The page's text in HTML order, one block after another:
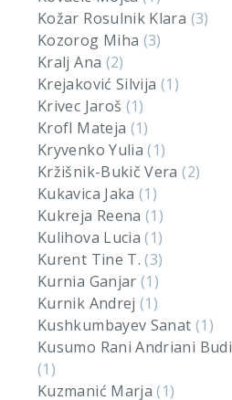
Kožar Rosulnik Klara (3)
Kozorog Miha (3)
Kralj Ana (2)
Krejaković Silvija (1)
Krivec Jaroš (1)
Krofl Mateja (1)
Kryvenko Yulia(1)
Kržišnik-Bukič Vera(2)
Kukavica Jaka(1)
Kukreja Reena(1)
Kulihova Lucia(1)
Kurent Tine T.(3)
Kurnia Ganjar(1)
Kurnik Andrej(1)
Kushkumbayev Sanat (1)
Kusumo Rani Andriani Budi
(1)
Kuzmanić Marja(1)